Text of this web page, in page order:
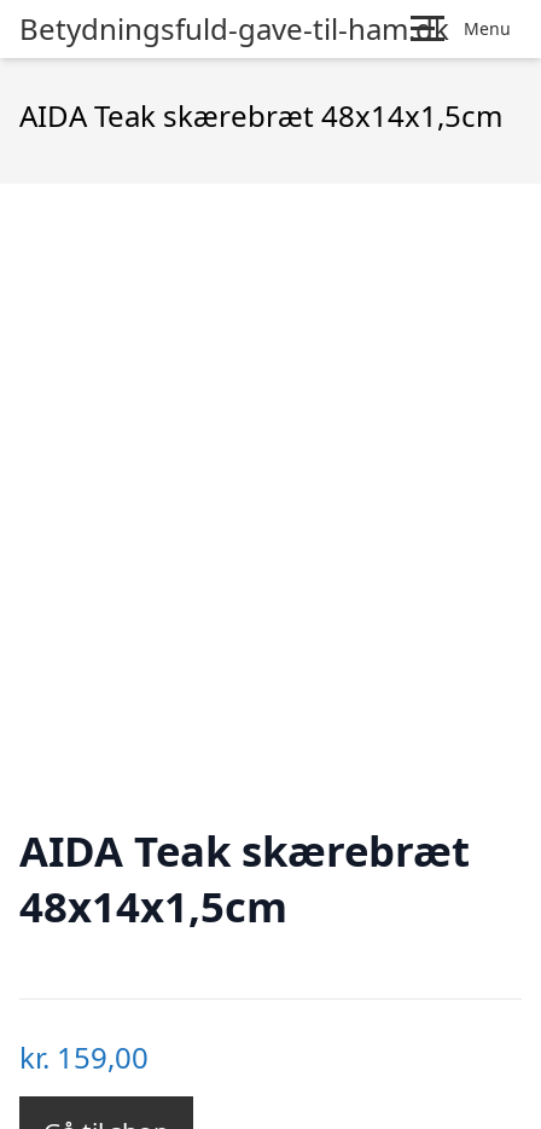
Betydningsfuld-gave-til-ham.dk Menu
AIDA Teak skærebræt 48x14x1,5cm
AIDA Teak skærebræt
48x14x1,5cm
kr. 159,00